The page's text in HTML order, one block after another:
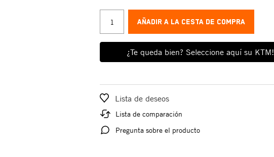
¿Te queda bien? Seleccione aquí su KTM!
AÑADIR A LA CESTA DE COMPRA
Lista de deseos
Lista de comparación
Pregunta sobre el producto